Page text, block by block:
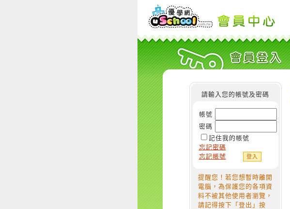
請輸入您的帳號及密碼
帳號
密碼
記住我的帳號
忘記密碼
忘記帳號
提醒您！若您想暫時離開
電腦，為保護您的各項資
料不被其他使用者瀏覽，
請記得按下「登出」按